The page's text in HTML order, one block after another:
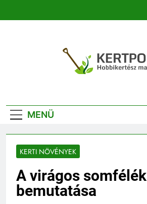
MENÜ
KERTI NÖVÉNYEK
A virágos somfélék
bemutatása